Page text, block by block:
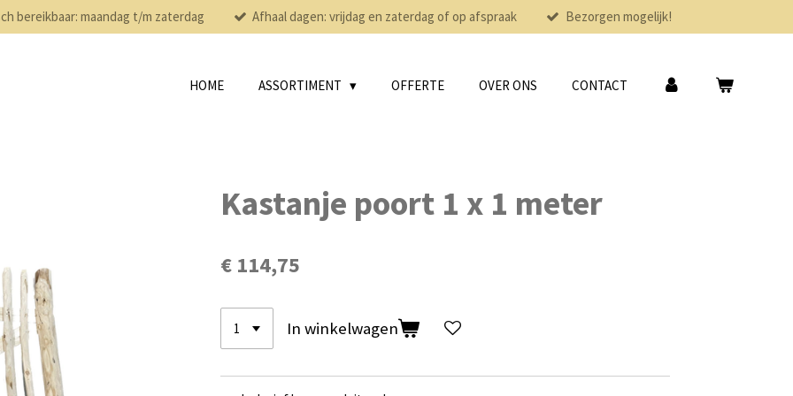
bereikbaar: maandag t/m zaterdag Afhaal dagen: vrijdag en zaterdag of op afspraak Bezorgen mogelijk!
HOME ASSORTIMENT OFFERTE OVER ONS CONTACT
Kastanje poort 1 x 1 meter
€ 114,75
In winkelwagen